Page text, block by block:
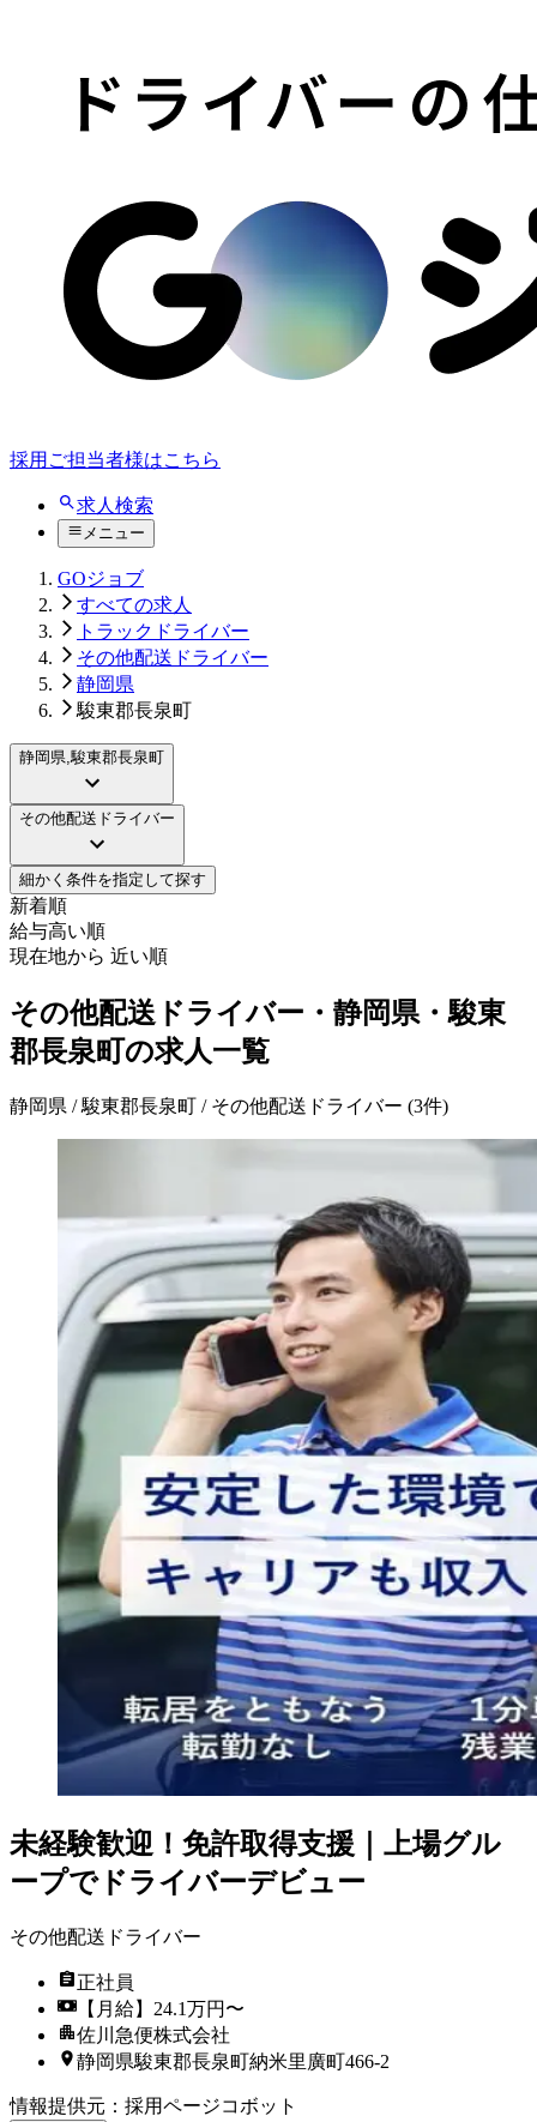
採用ご担当者様はこちら
求人検索
メニュー
GOジョブ
すべての求人
トラックドライバー
その他配送ドライバー
静岡県
駿東郡長泉町
静岡県,駿東郡長泉町
その他配送ドライバー
細かく条件を指定して探す
新着順
給与高い順
現在地から 近い順
その他配送ドライバー・静岡県・駿東
郡長泉町の求人一覧
静岡県 / 駿東郡長泉町 / その他配送ドライバー (3件)
未経験歓迎！免許取得支援｜上場グル
ープでドライバーデビュー
その他配送ドライバー
正社員
【月給】24.1万円〜
佐川急便株式会社
静岡県駿東郡長泉町納米里廣町466-2
情報提供元 ： 採用ページコボット